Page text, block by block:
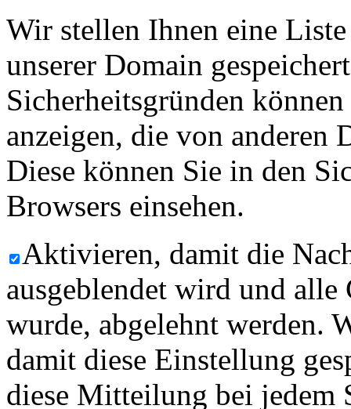
Wir stellen Ihnen eine
unserer Domain
Sicherheitsgründen
anzeigen, die von anderen
Diese können Sie in den
Browsers einsehen.
Aktivieren, damit die
ausgeblendet wird und
wurde, abgelehnt werden.
damit diese Einstellung
diese Mitteilung bei jedem